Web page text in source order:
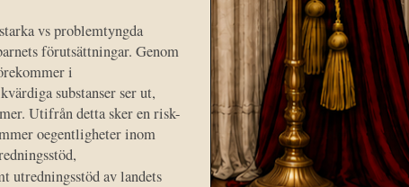
vs problemtyngda
förutsättningar. Genom
i
substanser ser ut,
Utifrån detta sker en risk-
oegentligheter inom
utredningsstöd av landets